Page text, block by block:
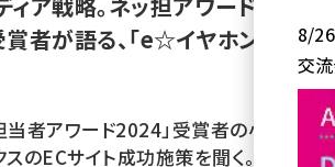
者が語る、「e☆イヤホン」の
当者アワード2024」受賞者の小川氏
スのECサイト成功施策を聞く。EC売
8/26
交